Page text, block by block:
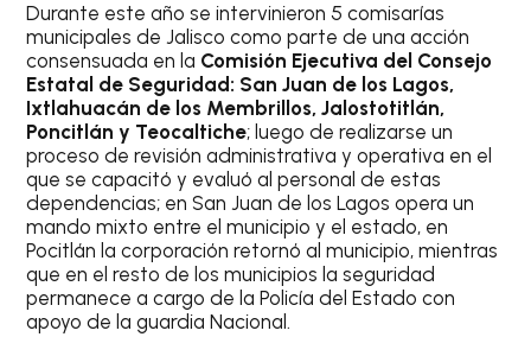
Durante este año se intervinieron 5 comisarías
municipales de Jalisco como parte de una acción
consensuada en la Comisión Ejecutiva del Consejo
Estatal de Seguridad: San Juan de los Lagos,
Ixtlahuacán de los Membrillos, Jalostotitlán,
Poncitlán y Teocaltiche; luego de realizarse un
proceso de revisión administrativa y operativa en el
que se capacitó y evaluó al personal de estas
dependencias; en San Juan de los Lagos opera un
mando mixto entre el municipio y el estado, en
Pocitlán la corporación retornó al municipio, mientras
que en el resto de los municipios la seguridad
permanece a cargo de la Policía del Estado con
apoyo de la guardia Nacional.